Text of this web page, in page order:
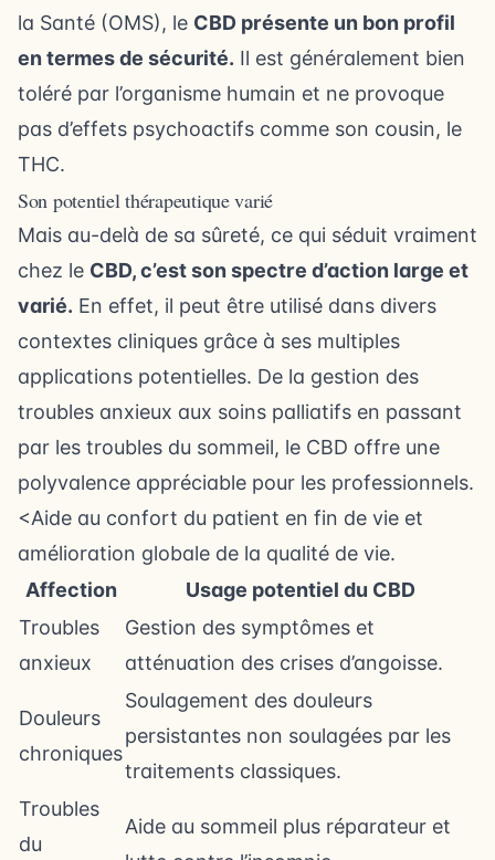
la Santé (OMS), le CBD présente un bon profil
en termes de sécurité. Il est généralement bien
toléré par l’organisme humain et ne provoque
pas d’effets psychoactifs comme son cousin, le
THC.
Son potentiel thérapeutique varié
Mais au-delà de sa sûreté, ce qui séduit vraiment
chez le CBD, c’est son spectre d’action large et
varié. En effet, il peut être utilisé dans divers
contextes cliniques grâce à ses multiples
applications potentielles. De la gestion des
troubles anxieux aux soins palliatifs en passant
par les troubles du sommeil, le CBD offre une
polyvalence appréciable pour les professionnels.
<Aide au confort du patient en fin de vie et
amélioration globale de la qualité de vie.
Affection
Usage potentiel du CBD
Troubles
anxieux
Gestion des symptômes et
atténuation des crises d’angoisse.
Douleurs
chroniques
Soulagement des douleurs
persistantes non soulagées par les
traitements classiques.
Troubles
du
Aide au sommeil plus réparateur et